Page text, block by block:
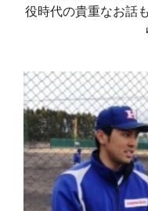
役時代の貴重なお話